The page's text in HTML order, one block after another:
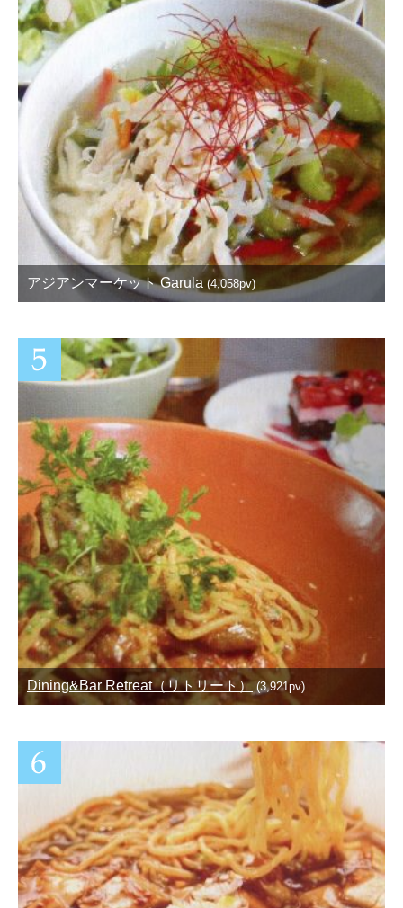
アジアンマーケット Garula (4,058pv)
Dining&Bar Retreat（リトリート） (3,921pv)